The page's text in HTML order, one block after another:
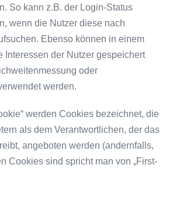
So kann z.B. der Login-Status
wenn die Nutzer diese nach
Ebenso können in einem
Interessen der Nutzer gespeichert
oder
werden.
werden Cookies bezeichnet, die
als dem Verantwortlichen, der das
angeboten werden (andernfalls,
Cookies sind spricht man von „First-